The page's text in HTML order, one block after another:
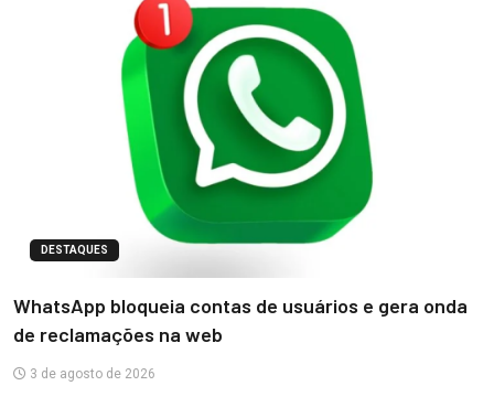
DESTAQUES
WhatsApp bloqueia contas de usuários e gera onda
de reclamações na web
3 de agosto de 2026